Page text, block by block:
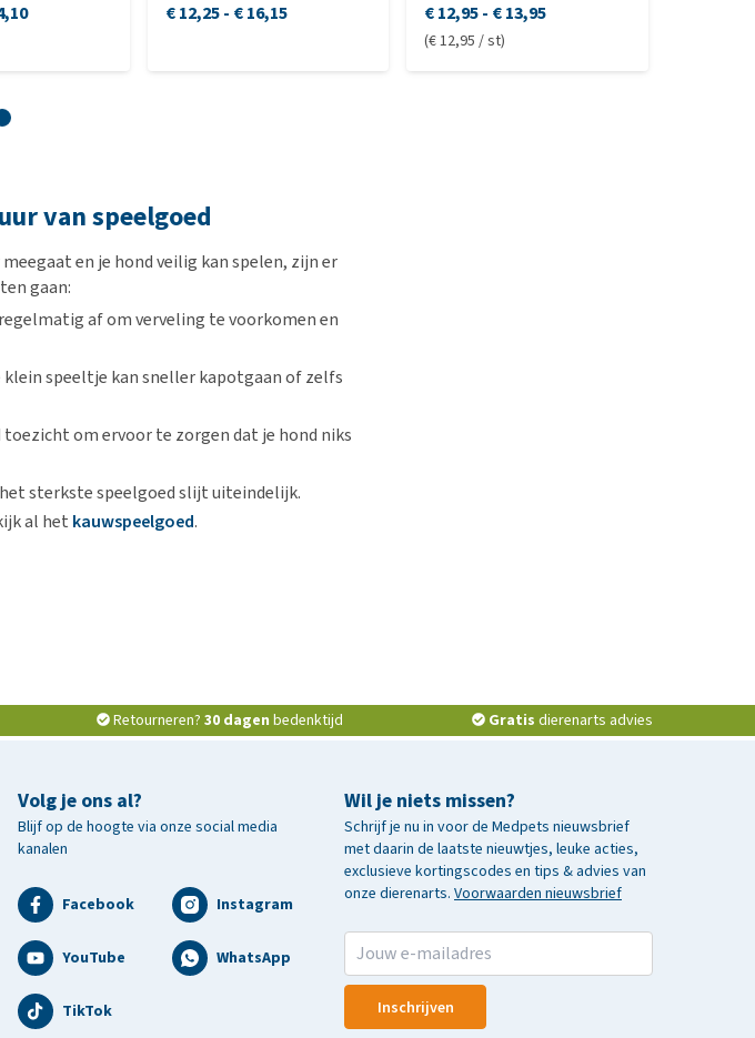
€ 12,25 - € 16,15 € 12,95- € 13,95
(€ 12,95 / st)
van speelgoed
en je hond veilig kan spelen, zijn er
gaan:
af om verveling te voorkomen en
klein speeltje kan sneller kapotgaan of zelfs
toezicht om ervoor te zorgen dat je hond niks
sterkste speelgoed slijt uiteindelijk.
al het kauwspeelgoed.
Retourneren? 30 dagen bedenktijd Gratis dierenarts advies
Wil je niets missen?
Schrijf je nu in voor de Medpets nieuwsbrief
met daarin de laatste nieuwtjes, leuke acties,
exclusieve kortingscodes en tips & advies van
onze dierenarts. Voorwaarden nieuwsbrief
Inschrijven
Volg je ons al?
Blijf op de hoogte via onze social media
kanalen
Facebook Instagram
YouTube WhatsApp
TikTok